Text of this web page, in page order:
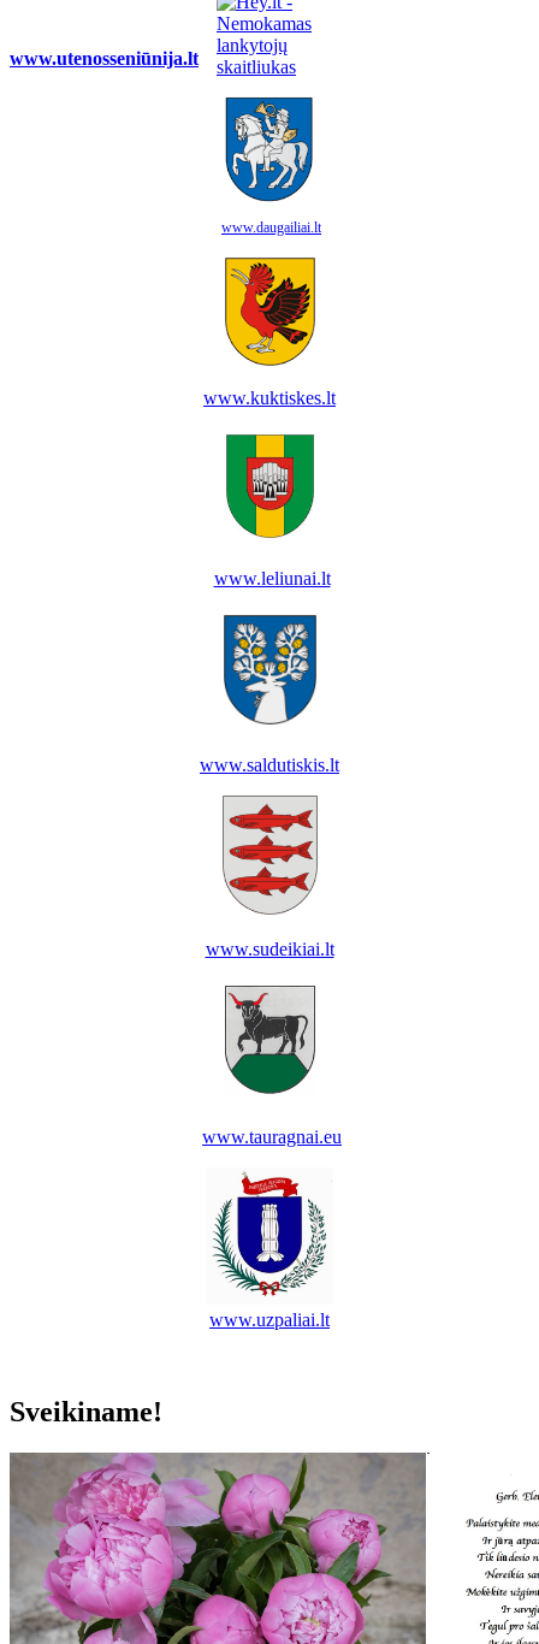
www.utenosseniūnija.lt
www.daugailiai.lt
www.kuktiskes.lt
www.leliunai.lt
www.saldutiskis.lt
www.sudeikiai.lt
www.tauragnai.eu
www.uzpaliai.lt
Sveikiname!